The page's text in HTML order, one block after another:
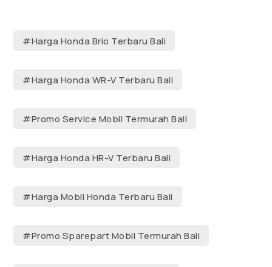
#Harga Honda Brio Terbaru Bali
#Harga Honda WR-V Terbaru Bali
#Promo Service Mobil Termurah Bali
#Harga Honda HR-V Terbaru Bali
#Harga Mobil Honda Terbaru Bali
#Promo Sparepart Mobil Termurah Bali